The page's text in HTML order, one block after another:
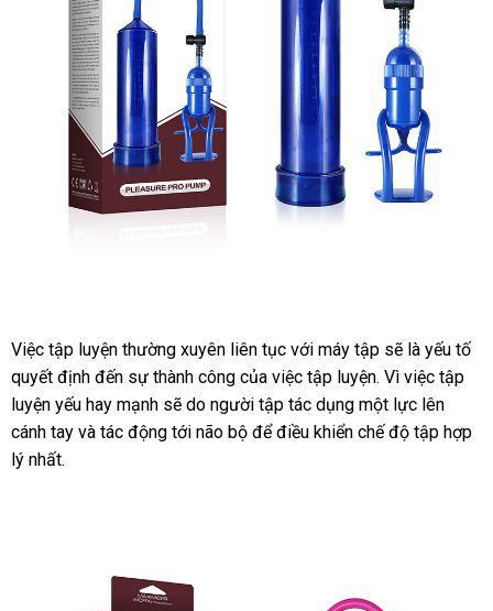
Việc tập luyện thường xuyên liên tục đẹp
với máy tập cung
cấp
sẽ là yếu tố
quyết định đến sự thành công giá
sỉ
của việc tập luyệnxách
tay
. Vì việc tập
luyện yếu hay mạnh lấy
hàng
sẽ do người tập tác dụng một lực lên
cánh tay nhập
và tác động tới não bộ khuyến
để điều khiển chế độ tập hợp
lý nhất.